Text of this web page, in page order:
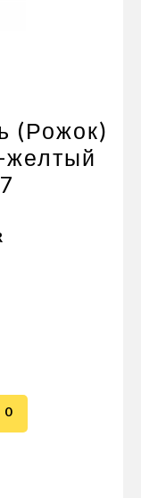
(Рожок)
желтый
0